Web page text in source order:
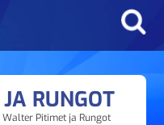
RUNGOT
Walter Pitimet ja Rungot